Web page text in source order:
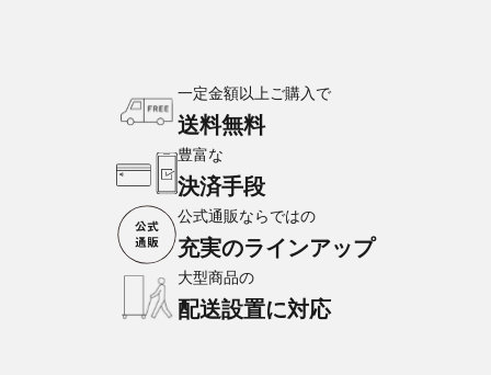
一定金額以上ご購入で
送料無料
豊富な
決済手段
公式通販ならではの
充実のラインアップ
大型商品の
配送設置に対応